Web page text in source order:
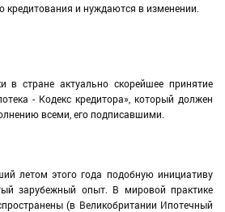
кредитования и нуждаются в изменении.
в стране актуально скорейшее принятие
- Кодекс кредитора», который должен
всеми, его подписавшими.
летом этого года подобную инициативу
зарубежный опыт. В мировой практике
(в Великобритании Ипотечный